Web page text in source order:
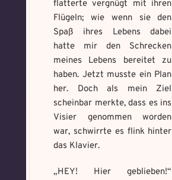
flatterte vergnügt mit ihren
Flügeln; wie wenn sie den
Spaß ihres Lebens dabei
hatte mir den Schrecken
meines Lebens bereitet zu
haben. Jetzt musste ein Plan
her. Doch als mein Ziel
scheinbar merkte, dass es ins
Visier genommen worden
war, schwirrte es flink hinter
das Klavier.
„HEY! Hier geblieben!“
Mandala senden
Max file size: 9.08 MB. | Allowed file
types: gif,jpeg,png,jpg,pdf | Min
number of file: 1
Select Files
Absenden
Memory Screenshot
senden
types: gif,jpeg,png,jpg,pdf | Min
number of file: 1
Datei wählen
Absenden